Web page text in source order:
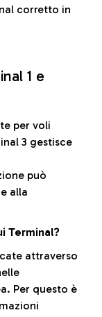
corretto in
1 e
per voli
3 gestisce
può
alla
Terminal?
attraverso
Per questo è